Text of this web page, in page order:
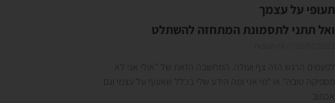
תעופי על עצמך
ואל תתני לתסמונת המתחזה להשתלט
לפעמים הרגש הזה צף ועולה. המחשבה הזאת של "אולי אני לא
מספיקה טובה" או "מי אני ומה הידע שלי בכלל שאעוף על עצמי וגם
אכתוב